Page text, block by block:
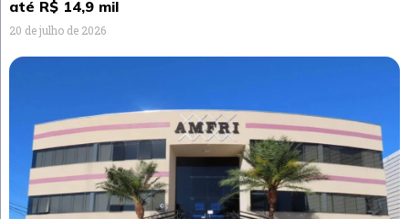
até R$ 14,9 mil
20 de julho de 2026